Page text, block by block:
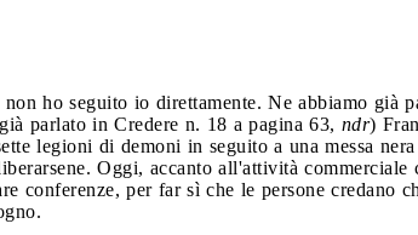
ho seguito io direttamente. Ne abbiamo già
parlato in Credere n. 18 a pagina 63, ndr)
legioni di demoni in seguito a una messa
Oggi, accanto all'attività commerciale
conferenze, per far sì che le persone credano